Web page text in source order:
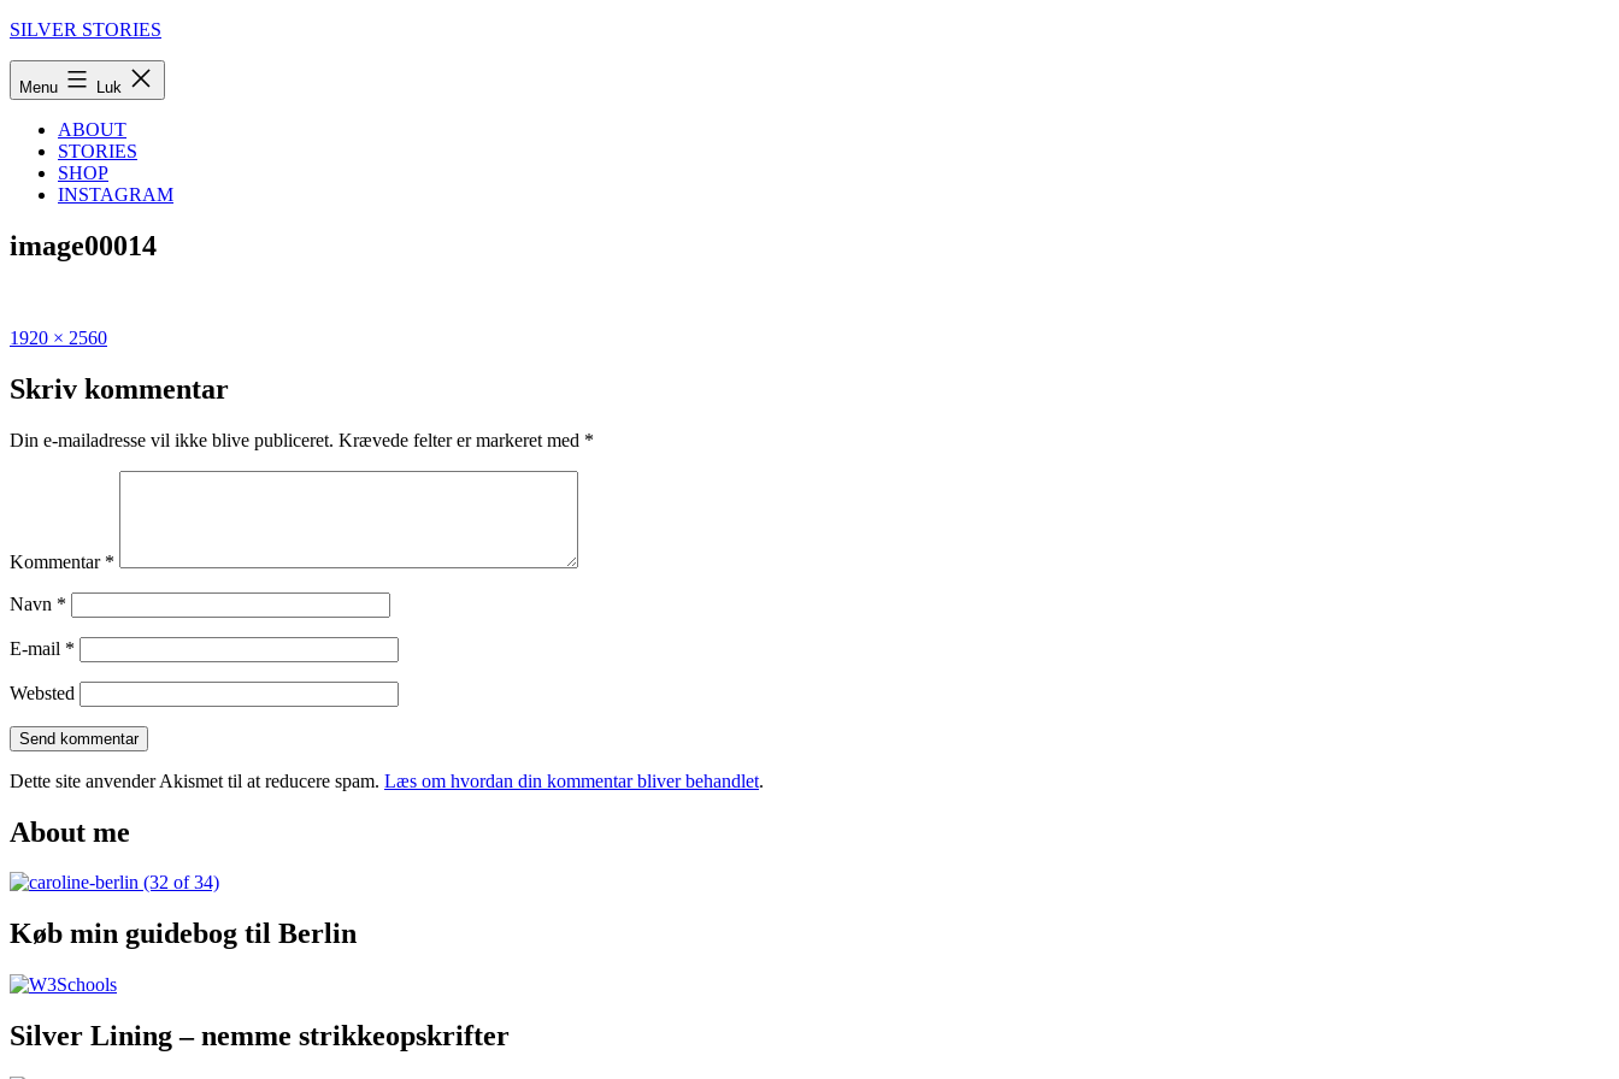
Fortsæt
SILVER STORIES
Menu Luk
ABOUT
STORIES
SHOP
INSTAGRAM
image00014
Udgivet
Den
ultimative
til
Fuld
1920 × 2560
Skriv kommentar
Din e-mailadresse vil ikke blive publiceret. Krævede felter er markeret med *
Kommentar *
Navn *
E-mail *
Websted
Dette site anvender Akismet til at reducere spam. Læs om hvordan din kommentar bliver behandlet.
About me
Køb min guidebog til Berlin
Silver Lining – nemme strikkeopskrifter